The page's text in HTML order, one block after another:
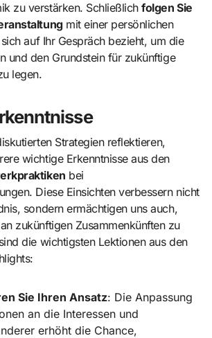
zu verstärken. Schließlichfolgen Sie
mit einer persönlichen
auf Ihr Gespräch bezieht, um die
und den Grundstein für zukünftige
legen.
Strategien reflektieren,
wichtige Erkenntnisse aus den
bei
Diese Einsichten verbessern nicht
sondern ermächtigen uns auch,
zukünftigen Zusammenkünften zu
die wichtigsten Lektionen aus den
Sie Ihren Ansatz: Die Anpassung
an die Interessen und
erhöht die Chance,